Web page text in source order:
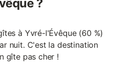
?
à Yvré-l'Évêque (60 %)
nuit. C'est la destination
gîte pas cher !